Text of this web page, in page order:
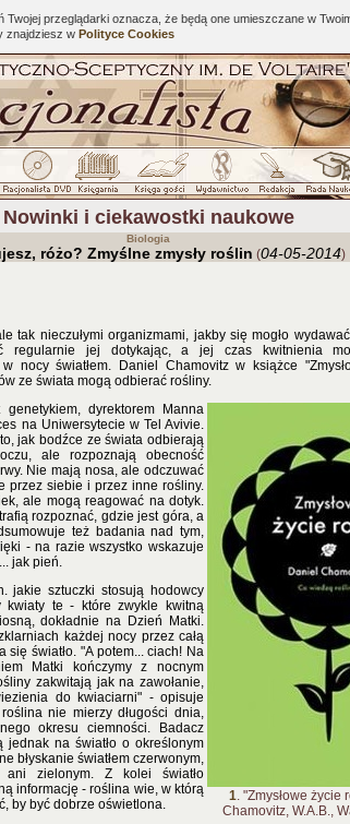
przeglądarki oznacza, że będą one umieszczane w
znajdziesz w Polityce Cookies
Nowinki i ciekawostki naukowe
Biologia
różo? Zmyślne zmysły roślin (04-05-2014)
tak nieczułymi organizmami, jakby się mogło
regularnie jej dotykając, a jej czas kwitnienia
nocy światłem. Daniel Chamovitz w książce
ze świata mogą odbierać rośliny.
1. "Zmysłowe życie
Chamovitz, W.A.B.,
dyrektorem Manna
na Uniwersytecie w Tel Avivie.
jak bodźce ze świata odbierają
ale rozpoznają obecność
Nie mają nosa, ale odczuwać
przez siebie i przez inne rośliny.
ale mogą reagować na dotyk.
rozpoznać, gdzie jest góra, a
też badania nad tym,
- na razie wszystko wskazuje
jak pień.
jakie sztuczki stosują hodowcy
kwiaty te - które zwykle kwitną
dokładnie na Dzień Matki.
każdej nocy przez całą
się światło. "A potem... ciach! Na
Matki kończymy z nocnym
zakwitają jak na zawołanie,
do kwiaciarni" - opisuje
nie mierzy długości dnia,
okresu ciemności. Badacz
jednak na światło o określonym
błyskanie światłem czerwonym,
zielonym. Z kolei światło
informację - roślina wie, w którą
by być dobrze oświetlona.